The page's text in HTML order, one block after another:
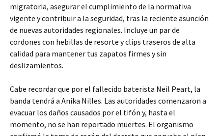
migratoria, asegurar el cumplimiento de la normativa
vigente y contribuir a la seguridad, tras la reciente asunción
de nuevas autoridades regionales. Incluye un par de
cordones con hebillas de resorte y clips traseros de alta
calidad para mantener tus zapatos firmes y sin
deslizamientos.
Cabe recordar que por el fallecido baterista Neil Peart, la
banda tendrá a Anika Nilles. Las autoridades comenzaron a
evacuar los daños causados por el tifón y, hasta el
momento, no se han reportado muertes. El organismo